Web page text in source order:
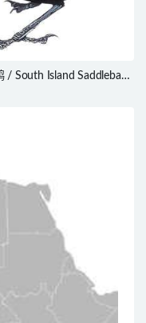
/ South Island Saddleback